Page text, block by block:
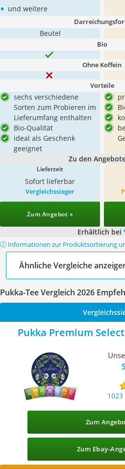
• und weitere
Beutel
Bio
Ohne Koffein
Vorteile
sechs verschiedene
Sorten zum Probieren im
Lieferumfang enthalten
Bio-Qualität
ideal als Geschenk
geeignet
Zu den
Lieferzeit
Sofort lieferbar
Vergleichssieger
Zum Angebot »
Erhältlich bei
ⓘ Informationen zur Produktsortierung
Ähnliche Vergleiche
Pukka-Tee Vergleich 2026
Pukka Premium
Zum
Zum Ebay-